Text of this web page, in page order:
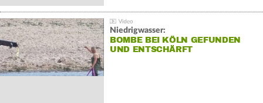
Niedrigwasser:
BOMBE BEI KÖLN GEFUNDEN
UND ENTSCHÄRFT